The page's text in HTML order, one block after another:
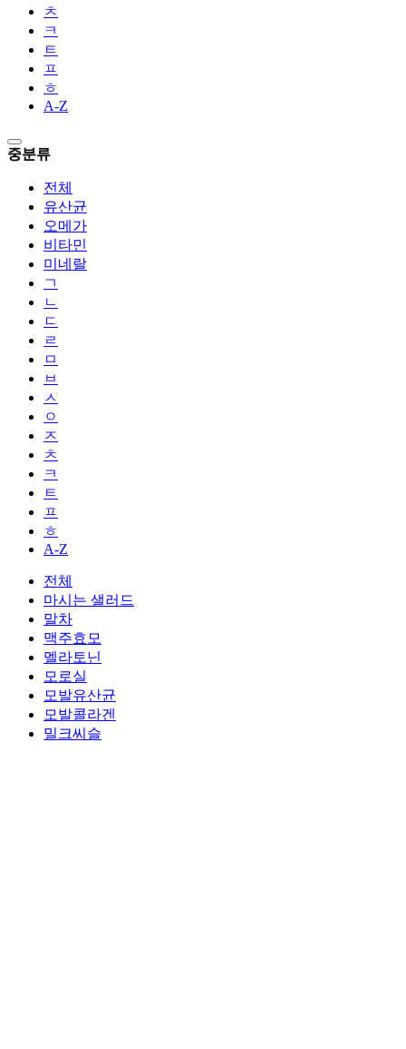
ㅊ
ㅋ
ㅌ
ㅍ
ㅎ
A-Z
중분류
전체
유산균
오메가
비타민
미네랄
ㄱ
ㄴ
ㄷ
ㄹ
ㅁ
ㅂ
ㅅ
ㅇ
ㅈ
ㅊ
ㅋ
ㅌ
ㅍ
ㅎ
A-Z
전체
마시는 샐러드
말차
맥주효모
멜라토닌
모로실
모발유산균
모발콜라겐
밀크씨슬